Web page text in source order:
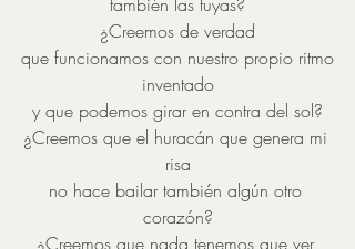
¿Creemos de verdad
que funcionamos con nuestro propio ritmo
inventado
y que podemos girar en contra del sol?
¿Creemos que el huracán que genera mi
risa
no hace bailar también algún otro
corazón?
¿Creemos que nada tenemos que ver